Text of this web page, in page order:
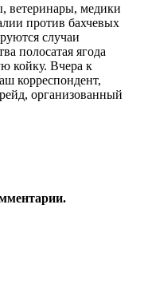
ветеринары, медики
против бахчевых
случаи
полосатая ягода
койку. Вчера к
корреспондент,
организованный